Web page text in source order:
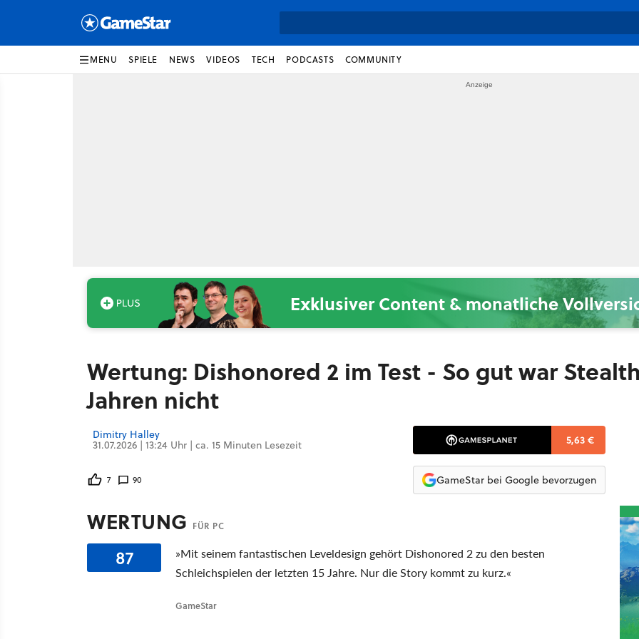
MENU SPIELE NEWS VIDEOS TECH PODCASTS COMMUNITY
Exklusiver Content & monatliche
Wertung: Dishonored 2 im Test - So gut war
Jahren nicht
Dimitry Halley
31.07.2026 | 13:24 Uhr | ca. 15 Minuten Lesezeit
7 90
5,63 €
GameStar bei Google bevorzugen
WERTUNG FÜR PC
87
»Mit seinem fantastischen Leveldesign gehört Dishonored 2 zu den besten
Schleichspielen der letzten 15 Jahre. Nur die Story kommt zu kurz.«
GameStar